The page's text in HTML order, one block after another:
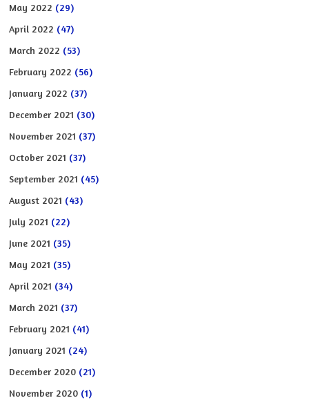
May 2022 (29)
April 2022 (47)
March 2022 (53)
February 2022 (56)
January 2022 (37)
December 2021 (30)
November 2021 (37)
October 2021 (37)
September 2021 (45)
August 2021 (43)
July 2021 (22)
June 2021 (35)
May 2021 (35)
April 2021 (34)
March 2021 (37)
February 2021 (41)
January 2021 (24)
December 2020 (21)
November 2020 (1)